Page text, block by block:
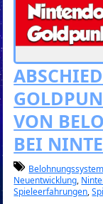
VON
BEI
Belohnungssystem
Neuentwicklung,
Spieleerfahrungen,